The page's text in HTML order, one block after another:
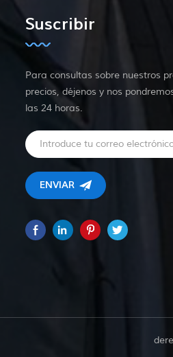
Suscribir
Para consultas sobre nuestros
precios, déjenos y nos
las 24 horas.